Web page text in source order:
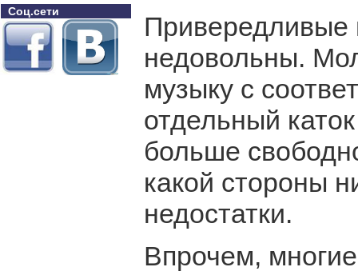
Соц.сети
Привередливые
недовольны.
музыку с
отдельный
больше
какой стороны
недостатки.
Впрочем,